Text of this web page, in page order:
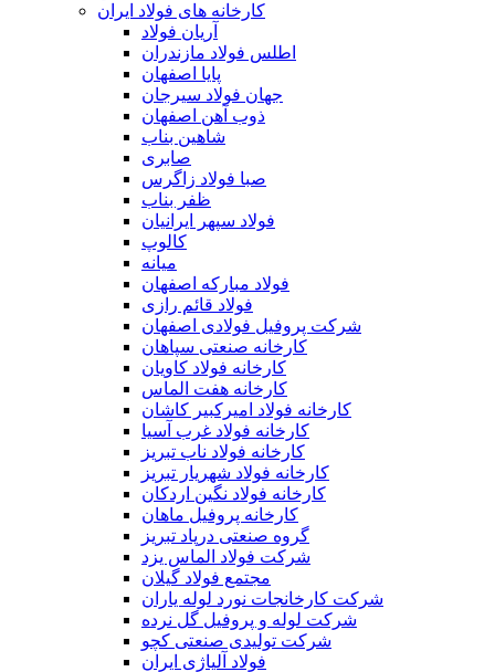
کارخانه های فولاد ایران
آریان فولاد
اطلس فولاد مازندران
پایا اصفهان
جهان فولاد سیرجان
ذوب آهن اصفهان
شاهین بناب
صابری
صبا فولاد زاگرس
ظفر بناب
فولاد سپهر ایرانیان
کالوپ
میانه
فولاد مبارکه اصفهان
فولاد قائم رازی
شركت پروفیل فولادی اصفهان
کارخانه صنعتی سپاهان
کارخانه فولاد کاویان
کارخانه هفت الماس
کارخانه فولاد امیرکبیر کاشان
کارخانه فولاد غرب آسیا
کارخانه فولاد ناب تبریز
کارخانه فولاد شهریار تبریز
کارخانه فولاد نگین اردکان
کارخانه پروفیل ماهان
گروه صنعتی درپاد تبریز
شرکت فولاد الماس یزد
مجتمع فولاد گیلان
شرکت کارخانجات نورد لوله یاران
شرکت لوله و پروفیل گل نرده
شرکت تولیدی صنعتی کچو
فولاد آلیاژی ایران